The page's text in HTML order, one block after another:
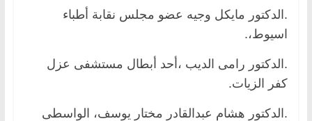
.الدكتور مايكل وجيه عضو مجلس نقابة أطباء
اسيوط،.
.الدكتور رامى الديب ،أحد أبطال مستشفى عزل
كفر الزيات.
.الدكتور هشام عبدالقادر مختار يوسف، الواسطى